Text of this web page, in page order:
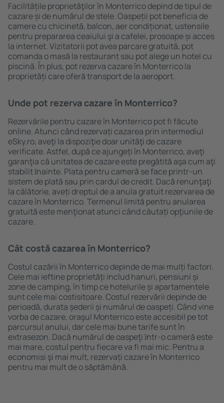
Facilitățile proprietăţilor în Monterrico depind de tipul de
cazare și de numărul de stele. Oaspeții pot beneficia de
camere cu chicinetă, balcon, aer condiționat, ustensile
pentru prepararea ceaiului şi a cafelei, prosoape și acces
la internet. Vizitatorii pot avea parcare gratuită, pot
comanda o masă la restaurant sau pot alege un hotel cu
piscină. În plus, pot rezerva cazare în Monterrico la
proprietăți care oferă transport de la aeroport.
Unde pot rezerva cazare în Monterrico?
Rezervările pentru cazare în Monterrico pot fi făcute
online. Atunci când rezervați cazarea prin intermediul
eSky.ro, aveţi la dispoziţie doar unităţi de cazare
verificate. Astfel, după ce ajungeți în Monterrico, aveţi
garanţia că unitatea de cazare este pregătită aşa cum aţi
stabilit ȋnainte. Plata pentru cameră se face printr-un
sistem de plată sau prin cardul de credit. Dacă renunţaţi
la călătorie, aveți dreptul de a anula gratuit rezervarea de
cazare în Monterrico. Termenul limită pentru anularea
gratuită este menţionat atunci când căutați opţiunile de
cazare.
Cât costă cazarea în Monterrico?
Costul cazării în Monterrico depinde de mai mulți factori.
Cele mai ieftine proprietăți includ hanuri, pensiuni și
zone de camping, în timp ce hotelurile și apartamentele
sunt cele mai costisitoare. Costul rezervării depinde de
perioadă, durata șederii și numărul de oaspeți. Când vine
vorba de cazare, oraşul Monterrico este accesibil pe tot
parcursul anului, dar cele mai bune tarife sunt în
extrasezon. Dacă numărul de oaspeţi ȋntr-o cameră este
mai mare, costul pentru fiecare va fi mai mic. Pentru a
economisi şi mai mult, rezervați cazare în Monterrico
pentru mai mult de o săptămână.